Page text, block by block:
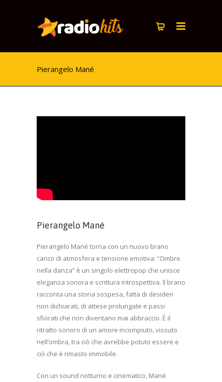
Pierangelo Mané
Pierangelo Mané
Pierangelo Mané torna con un nuovo brano
carico di atmosfera e tensione emotiva: “Ombre
nella danza” è un singolo elettropop che unisce
eleganza sonora e scrittura introspettiva. Il brano
racconta una storia sospesa, fatta di desideri
non dichiarati, di attese prolungate e passi
sfiorati che non diventano mai abbraccio. È il
ritratto sonoro di un amore incompiuto, vissuto
nell’ombra, tra ciò che avrebbe potuto essere e
ciò che è rimasto immobile.
Con un sound notturno e cinematico, Mané